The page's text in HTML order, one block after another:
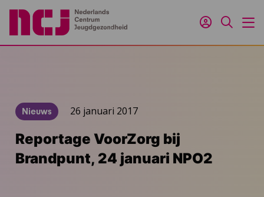
Inloggen
Zoeken
Nieuws 26 januari 2017
Reportage VoorZorg bij
Brandpunt, 24 januari NPO2